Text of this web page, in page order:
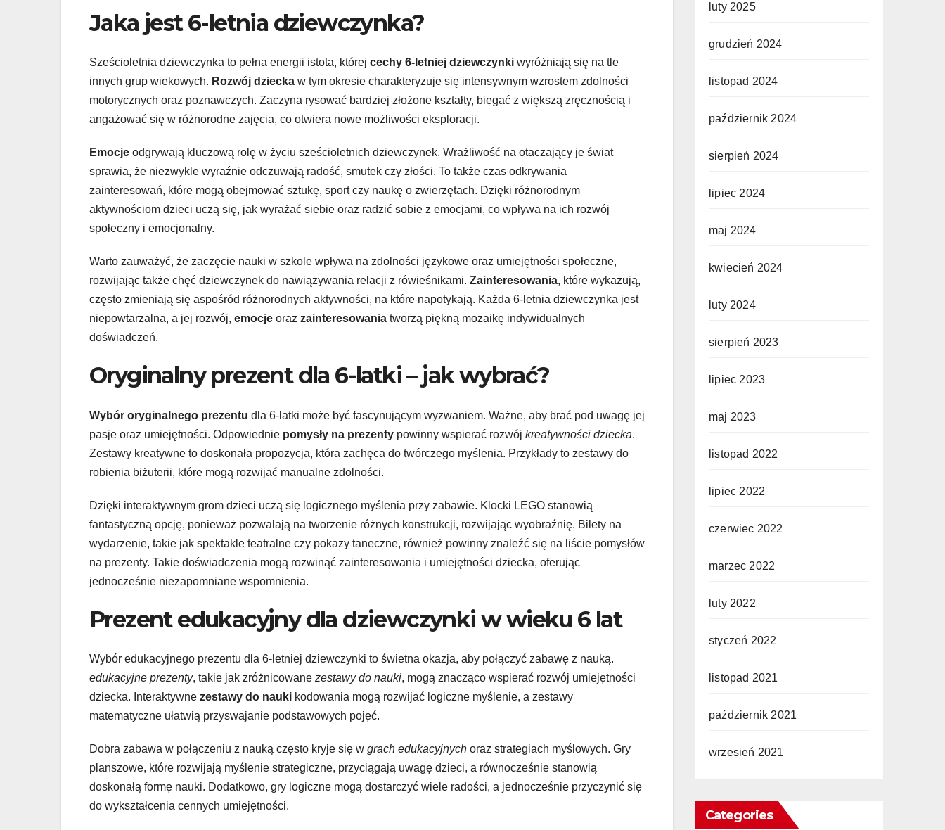
Jaka jest 6-letnia dziewczynka?
Sześcioletnia dziewczynka to pełna energii istota, której cechy 6-letniej dziewczynki wyróżniają się na tle
innych grup wiekowych. Rozwój dziecka w tym okresie charakteryzuje się intensywnym wzrostem zdolności
motorycznych oraz poznawczych. Zaczyna rysować bardziej złożone kształty, biegać z większą zręcznością i
angażować się w różnorodne zajęcia, co otwiera nowe możliwości eksploracji.
Emocje odgrywają kluczową rolę w życiu sześcioletnich dziewczynek. Wrażliwość na otaczający je świat
sprawia, że niezwykle wyraźnie odczuwają radość, smutek czy złości. To także czas odkrywania
zainteresowań, które mogą obejmować sztukę, sport czy naukę o zwierzętach. Dzięki różnorodnym
aktywnościom dzieci uczą się, jak wyrażać siebie oraz radzić sobie z emocjami, co wpływa na ich rozwój
społeczny i emocjonalny.
Warto zauważyć, że zaczęcie nauki w szkole wpływa na zdolności językowe oraz umiejętności społeczne,
rozwijając także chęć dziewczynek do nawiązywania relacji z rówieśnikami. Zainteresowania, które wykazują,
często zmieniają się aspośród różnorodnych aktywności, na które napotykają. Każda 6-letnia dziewczynka jest
niepowtarzalna, a jej rozwój, emocje oraz zainteresowania tworzą piękną mozaikę indywidualnych
doświadczeń.
Oryginalny prezent dla 6-latki – jak wybrać?
Wybór oryginalnego prezentu dla 6-latki może być fascynującym wyzwaniem. Ważne, aby brać pod uwagę jej
pasje oraz umiejętności. Odpowiednie pomysły na prezenty powinny wspierać rozwój kreatywności dziecka.
Zestawy kreatywne to doskonała propozycja, która zachęca do twórczego myślenia. Przykłady to zestawy do
robienia biżuterii, które mogą rozwijać manualne zdolności.
Dzięki interaktywnym grom dzieci uczą się logicznego myślenia przy zabawie. Klocki LEGO stanowią
fantastyczną opcję, ponieważ pozwalają na tworzenie różnych konstrukcji, rozwijając wyobraźnię. Bilety na
wydarzenie, takie jak spektakle teatralne czy pokazy taneczne, również powinny znaleźć się na liście pomysłów
na prezenty. Takie doświadczenia mogą rozwinąć zainteresowania i umiejętności dziecka, oferując
jednocześnie niezapomniane wspomnienia.
Prezent edukacyjny dla dziewczynki w wieku 6 lat
Wybór edukacyjnego prezentu dla 6-letniej dziewczynki to świetna okazja, aby połączyć zabawę z nauką.
edukacyjne prezenty, takie jak zróżnicowane zestawy do nauki, mogą znacząco wspierać rozwój umiejętności
dziecka. Interaktywne zestawy do nauki kodowania mogą rozwijać logiczne myślenie, a zestawy
matematyczne ułatwią przyswajanie podstawowych pojęć.
Dobra zabawa w połączeniu z nauką często kryje się w grach edukacyjnych oraz strategiach myślowych. Gry
planszowe, które rozwijają myślenie strategiczne, przyciągają uwagę dzieci, a równocześnie stanowią
doskonałą formę nauki. Dodatkowo, gry logiczne mogą dostarczyć wiele radości, a jednocześnie przyczynić się
do wykształcenia cennych umiejętności.
luty 2025
grudzień 2024
listopad 2024
październik 2024
sierpień 2024
lipiec 2024
maj 2024
kwiecień 2024
luty 2024
sierpień 2023
lipiec 2023
maj 2023
listopad 2022
lipiec 2022
czerwiec 2022
marzec 2022
luty 2022
styczeń 2022
listopad 2021
październik 2021
wrzesień 2021
Categories